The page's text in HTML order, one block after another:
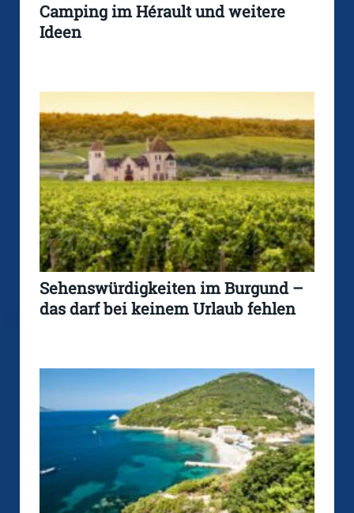
Camping im Hérault und weitere
Ideen
Sehenswürdigkeiten im Burgund –
das darf bei keinem Urlaub fehlen